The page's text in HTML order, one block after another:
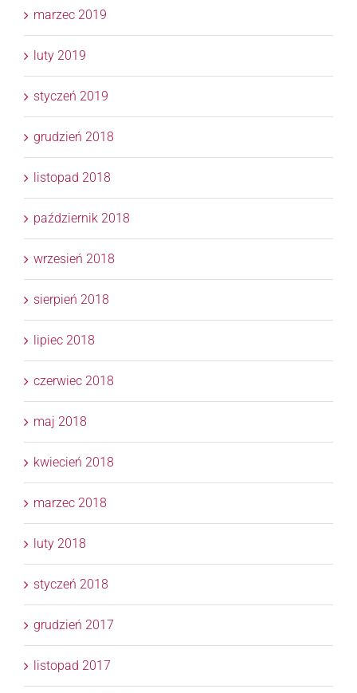
marzec 2019
luty 2019
styczeń 2019
grudzień 2018
listopad 2018
październik 2018
wrzesień 2018
sierpień 2018
lipiec 2018
czerwiec 2018
maj 2018
kwiecień 2018
marzec 2018
luty 2018
styczeń 2018
grudzień 2017
listopad 2017